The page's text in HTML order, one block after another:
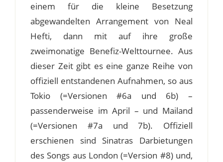
einem für die kleine Besetzung
abgewandelten Arrangement von Neal
Hefti, dann mit auf ihre große
zweimonatige Benefiz-Welttournee. Aus
dieser Zeit gibt es eine ganze Reihe von
offiziell entstandenen Aufnahmen, so aus
Tokio (=Versionen #6a und 6b) –
passenderweise im April – und Mailand
(=Versionen #7a und 7b). Offiziell
erschienen sind Sinatras Darbietungen
des Songs aus London (=Version #8) und,